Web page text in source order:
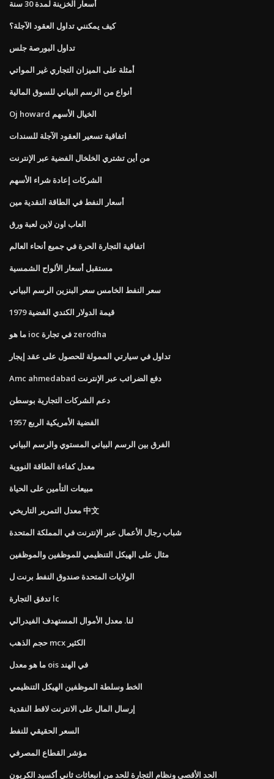
أسعار الخزينة لمدة 30 سنة
كيف يمكنني تداول العقود الآجلة؟
تداول البورصة جلس
أمثلة على الميزان التجاري غير المواتي
أنواع من الرسم البياني للسوق المالية
Oj howard الخيال الأسهم
اتفاقية تسعير العقود الآجلة للسندات
من أين تشتري الخلخال الفضية عبر الإنترنت
الشركات إعادة شراء الأسهم
أسعار النفط في الطاقة النقدية مين
العاب اون لاين لعبة ورق
اتفاقية التجارة الحرة في جميع أنحاء العالم
مستقبل أسعار الألواح الشمسية
سعر النفط الخامس سعر البنزين الرسم البياني
قيمة الدولار الكندي الفضية 1979
ما هو ioc في تجارة zerodha
تداول في سيارتي الممولة للحصول على عقد إيجار
Amc ahmedabad دفع الضرائب عبر الإنترنت
دعم الشركات التجارية بوسطن
1957 الفضية الأمريكية الربع
الفرق بين الرسم البياني المستوي والرسم البياني
معدل كفاءة الطاقة النووية
مبيعات التأمين على الحياة
معدل التمرير التاريخي 中文
شباب رجال الأعمال عبر الإنترنت في المملكة المتحدة
مثال على الهيكل التنظيمي للموظفين والموظفين
الولايات المتحدة صندوق النفط برنت ل
تدفق التجارة lc
لنا. معدل الأموال المستهدف الفيدرالي
حجم الذهب mcx الكثير
ما هو معدل ois في الهند
الخط وسلطة الموظفين الهيكل التنظيمي
إرسال المال على الانترنت لاقط النقدية
السعر الحقيقي للنفط
مؤشر القطاع المصرفي
الحد الأقصى ونظام التجارة للحد من انبعاثات ثاني أكسيد الكربون